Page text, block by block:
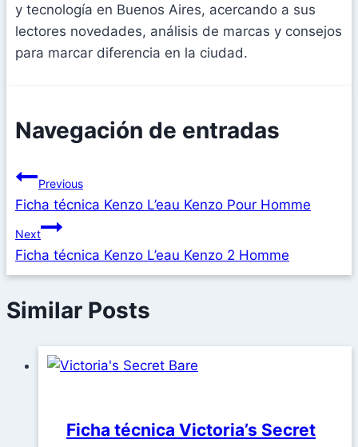
y tecnología en Buenos Aires, acercando a sus
lectores novedades, análisis de marcas y consejos
para marcar diferencia en la ciudad.
Navegación de entradas
Previous
Ficha técnica Kenzo L’eau Kenzo Pour Homme
Next
Ficha técnica Kenzo L’eau Kenzo 2 Homme
Similar Posts
Ficha técnica Victoria’s Secret